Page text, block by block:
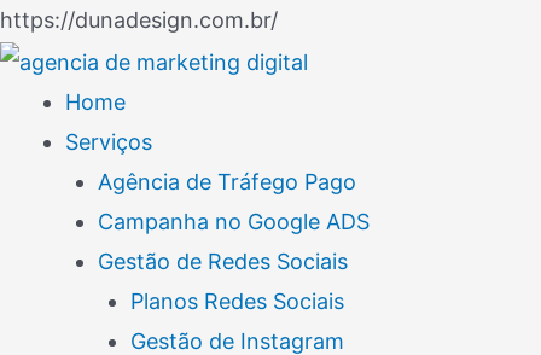
https://dunadesign.com.br/Ir
para
Home
Serviços
Agência de Tráfego Pago
Campanha no Google ADS
Gestão de Redes Sociais
Planos Redes Sociais
Gestão de Instagram
Navegação
de
Post